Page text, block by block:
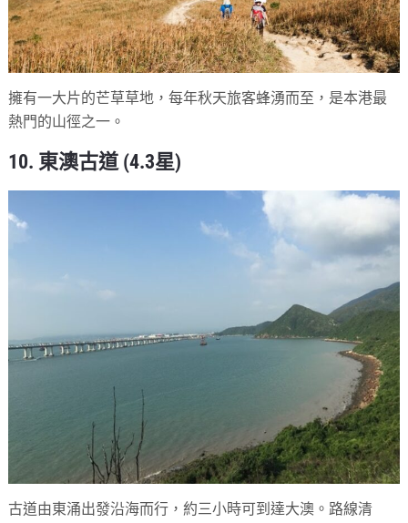
擁有一大片的芒草草地，每年秋天旅客蜂湧而至，是本港最
熱門的山徑之一。
10. 東澳古道 (4.3星)
古道由東涌出發沿海而行，約三小時可到達大澳。路線清